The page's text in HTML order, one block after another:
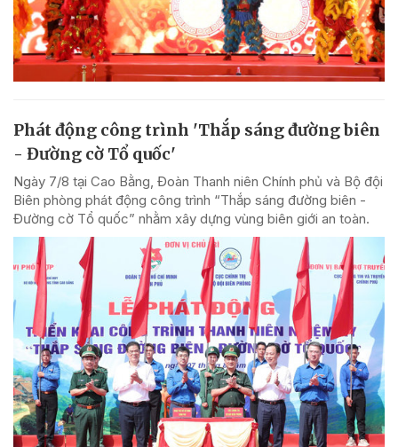
Phát động công trình 'Thắp sáng đường biên
- Đường cờ Tổ quốc'
Ngày 7/8 tại Cao Bằng, Đoàn Thanh niên Chính phủ và Bộ đội
Biên phòng phát động công trình “Thắp sáng đường biên -
Đường cờ Tổ quốc” nhằm xây dựng vùng biên giới an toàn.